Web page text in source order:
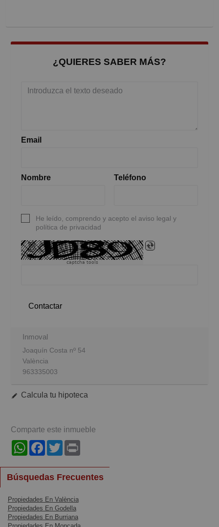
¿QUIERES SABER MÁS?
Email
Nombre Teléfono
He leído, comprendo y acepto el aviso legal y
política de privacidad
captcha tools
Contactar
Inmoval
Joaquín Costa nº 54
València
963335003
Calcula tu hipoteca
Comparte este inmueble
WhatsAppFacebook
Twitter
Búsquedas Frecuentes
Propiedades En València
Propiedades En Godella
Propiedades En Burriana